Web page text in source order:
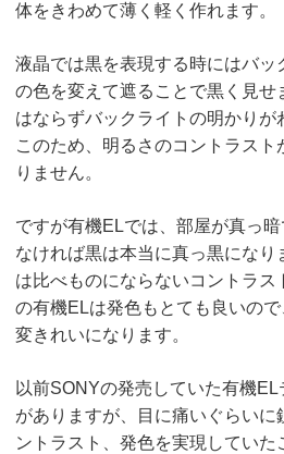
体をきわめて薄く軽く作れます。
液晶では黒を表現する時にはバッ
の色を変えて遮ることで黒く見せ
はならずバックライトの明かりが
このため、明るさのコントラス
りません。
ですが有機ELでは、部屋が真っ
なければ黒は本当に真っ黒になり
は比べものにならないコントラス
の有機ELは発色もとても良いの
変きれいになります。
以前SONYの発売していた有機EL
がありますが、目に痛いぐらいに
ントラスト、発色を実現していた